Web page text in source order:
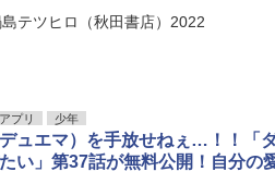
テツヒロ（秋田書店）2022
プリ 少年
ュエマ）を手放せねぇ…！！「
い」第37話が無料公開！自分の